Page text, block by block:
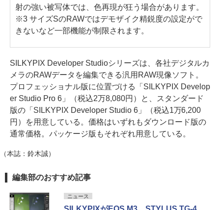
射の強い被写体では、色再現が狂う場合があります。
※3 サイズSのRAWではデモザイク精鋭度の設定がで
きないなど一部機能が制限されます。
SILKYPIX Developer Studioシリーズは、各社デジタルカ
メラのRAWデータを編集できる汎用RAW現像ソフト。
プロフェッショナル版に位置づける「SILKYPIX Develop
er Studio Pro 6」（税込2万8,080円）と、スタンダード
版の「SILKYPIX Developer Studio 6」（税込1万6,200
円）を用意している。価格はいずれもダウンロード版の
通常価格。パッケージ版もそれぞれ用意している。
（本誌：鈴木誠）
編集部のおすすめ記事
ニュース